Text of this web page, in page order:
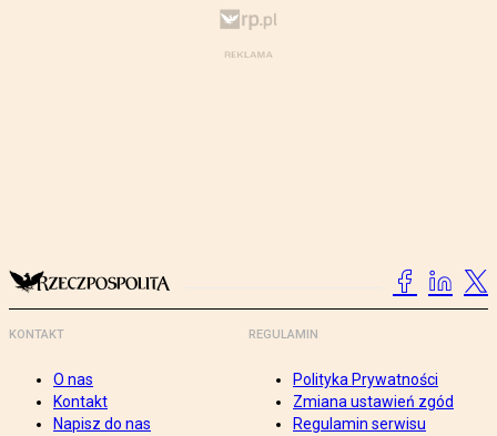
KONTAKT
O nas
Kontakt
Napisz do nas
REGULAMIN
Polityka Prywatności
Zmiana ustawień zgód
Regulamin serwisu